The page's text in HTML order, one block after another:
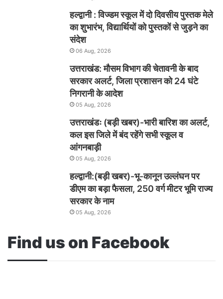
हल्द्वानी : विज्डम स्कूल में दो दिवसीय पुस्तक मेले
का शुभारंभ, विद्यार्थियों को पुस्तकों से जुड़ने का
संदेश
06 Aug, 2026
उत्तराखंड: मौसम विभाग की चेतावनी के बाद
सरकार अलर्ट, जिला प्रशासन को 24 घंटे
निगरानी के आदेश
05 Aug, 2026
उत्तराखंडः (बड़ी खबर)-भारी बारिश का अलर्ट,
कल इस जिले में बंद रहेंगे सभी स्कूल व
आंगनबाड़ी
05 Aug, 2026
हल्द्वानी:(बड़ी खबर)-भू-कानून उल्लंघन पर
डीएम का बड़ा फैसला, 250 वर्ग मीटर भूमि राज्य
सरकार के नाम
05 Aug, 2026
Find us on Facebook